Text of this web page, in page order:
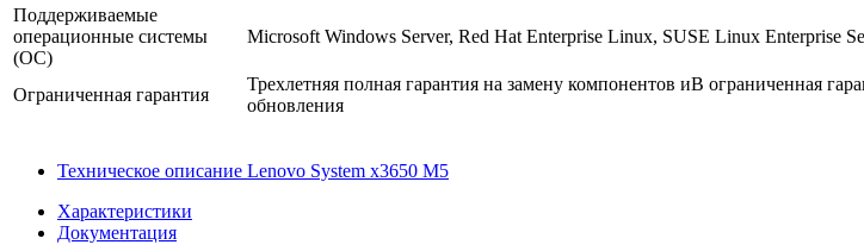
Поддерживаемые
операционные системы
(ОС)
Microsoft Windows Server, Red Hat Enterprise Linux, SUSE Linux
Ограниченная гарантия
Трехлетняя полная гарантия на замену компонентов иВ ограниченная
обновления
Техническое описание Lenovo System x3650 M5
Характеристики
Документация